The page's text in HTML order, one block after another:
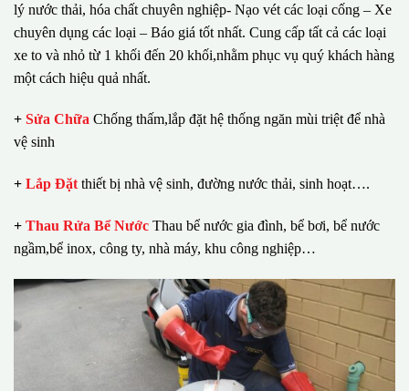
lý nước thải, hóa chất chuyên nghiệp- Nạo vét các loại cống – Xe
chuyên dụng các loại – Báo giá tốt nhất. Cung cấp tất cả các loại
xe to và nhỏ từ 1 khối đến 20 khối,nhằm phục vụ quý khách hàng
một cách hiệu quả nhất.
+ Sửa Chữa Chống thấm,lắp đặt hệ thống ngăn mùi triệt để nhà
vệ sinh
+ Lắp Đặt thiết bị nhà vệ sinh, đường nước thải, sinh hoạt….
+ Thau Rửa Bể Nước Thau bể nước gia đình, bể bơi, bể nước
ngầm,bể inox, công ty, nhà máy, khu công nghiệp…